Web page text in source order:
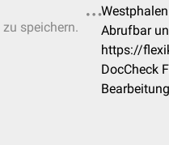
speichern.
Westphalen
Abrufbar
https://
DocCheck